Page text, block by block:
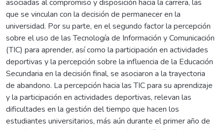
asociadas al compromiso y disposición hacia la carrera, las
que se vinculan con la decisión de permanecer en la
universidad. Por su parte, en el segundo factor la percepción
sobre el uso de las Tecnología de Información y Comunicación
(TIC) para aprender, así como la participación en actividades
deportivas y la percepción sobre la influencia de la Educación
Secundaria en la decisión final, se asociaron a la trayectoria
de abandono. La percepción hacia las TIC para su aprendizaje
y la participación en actividades deportivas, relevan las
dificultades en la gestión del tiempo que hacen los
estudiantes universitarios, más aún durante el primer año de